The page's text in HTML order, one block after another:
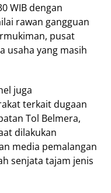
WIB dengan
rawan gangguan
pusat
usaha yang masih
juga
terkait dugaan
Tol Belmera,
dilakukan
media pemalangan
senjata tajam jenis